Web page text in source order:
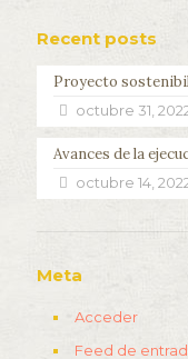
Recent posts
Proyecto
octubre 31,
Avances de la
octubre 14,
Meta
Acceder
Feed de